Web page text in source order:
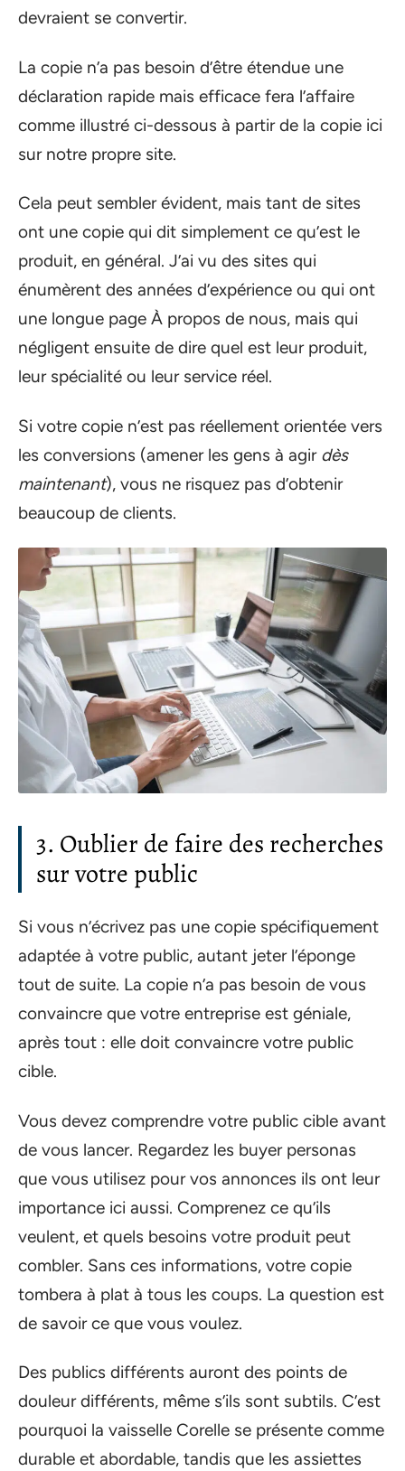
devraient se convertir.
La copie n’a pas besoin d’être étendue une
déclaration rapide mais efficace fera l’affaire
comme illustré ci-dessous à partir de la copie ici
sur notre propre site.
Cela peut sembler évident, mais tant de sites
ont une copie qui dit simplement ce qu’est le
produit, en général. J’ai vu des sites qui
énumèrent des années d’expérience ou qui ont
une longue page À propos de nous, mais qui
négligent ensuite de dire quel est leur produit,
leur spécialité ou leur service réel.
Si votre copie n’est pas réellement orientée vers
les conversions (amener les gens à agir dès
maintenant), vous ne risquez pas d’obtenir
beaucoup de clients.
3. Oublier de faire des recherches
sur votre public
Si vous n’écrivez pas une copie spécifiquement
adaptée à votre public, autant jeter l’éponge
tout de suite. La copie n’a pas besoin de vous
convaincre que votre entreprise est géniale,
après tout : elle doit convaincre votre public
cible.
Vous devez comprendre votre public cible avant
de vous lancer. Regardez les buyer personas
que vous utilisez pour vos annonces ils ont leur
importance ici aussi. Comprenez ce qu’ils
veulent, et quels besoins votre produit peut
combler. Sans ces informations, votre copie
tombera à plat à tous les coups. La question est
de savoir ce que vous voulez.
Des publics différents auront des points de
douleur différents, même s’ils sont subtils. C’est
pourquoi la vaisselle Corelle se présente comme
durable et abordable, tandis que les assiettes